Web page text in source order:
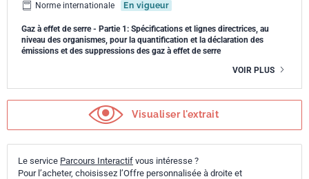
Norme internationale
En vigueur
Gaz à effet de serre - Partie 1: Spécifications et lignes directrices, au
niveau des organismes, pour la quantification et la déclaration des
émissions et des suppressions des gaz à effet de serre
VOIR PLUS
Visualiser l'extrait
Le service Parcours Interactif vous intéresse ?
Pour l’acheter, choisissez l’Offre personnalisée à droite et